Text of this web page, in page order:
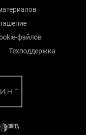
файлов
Техподдержка